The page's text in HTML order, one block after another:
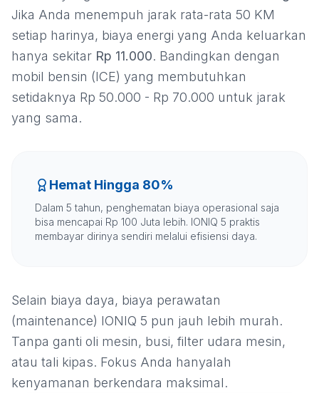
Jika Anda menempuh jarak rata-rata 50 KM
setiap harinya, biaya energi yang Anda keluarkan
hanya sekitar Rp 11.000. Bandingkan dengan
mobil bensin (ICE) yang membutuhkan
setidaknya Rp 50.000 - Rp 70.000 untuk jarak
yang sama.
Hemat Hingga 80%
Dalam 5 tahun, penghematan biaya operasional saja
bisa mencapai Rp 100 Juta lebih. IONIQ 5 praktis
membayar dirinya sendiri melalui efisiensi daya.
Selain biaya daya, biaya perawatan
(maintenance) IONIQ 5 pun jauh lebih murah.
Tanpa ganti oli mesin, busi, filter udara mesin,
atau tali kipas. Fokus Anda hanyalah
kenyamanan berkendara maksimal.